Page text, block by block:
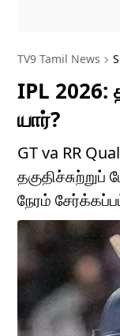
TV9 Tamil News
IPL 2026:
யார்?
GT va RR
நேரம்